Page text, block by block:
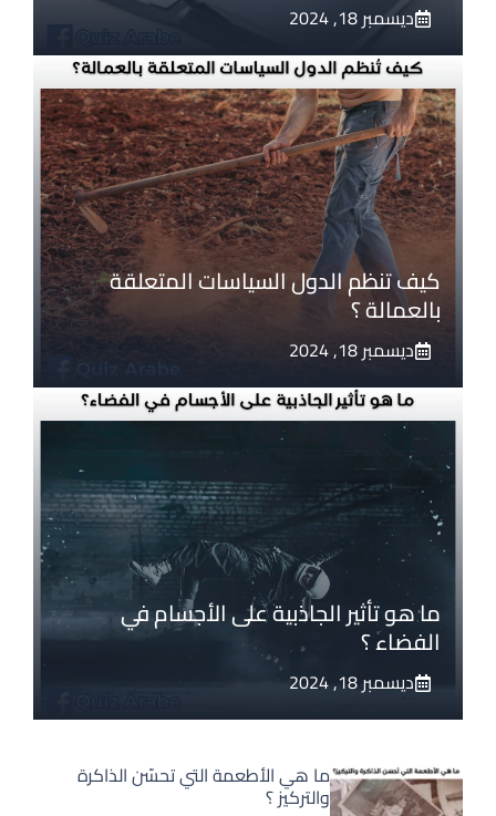
ديسمبر 18, 2024
كيف تنظم الدول السياسات المتعلقة
بالعمالة ؟
ديسمبر 18, 2024
ما هو تأثير الجاذبية على الأجسام في
الفضاء ؟
ديسمبر 18, 2024
ما هي الأطعمة التي تحسّن الذاكرة
والتركيز ؟